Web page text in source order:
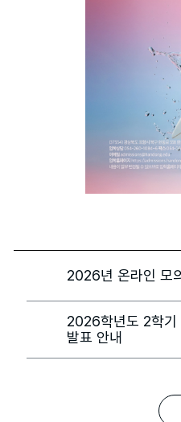
2026년 온라인 모
2026학년도 2학기
발표 안내